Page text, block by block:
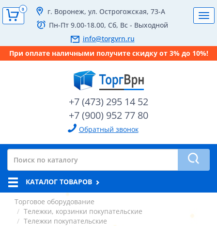
г. Воронеж, ул. Острогожская, 73-А
Пн-Пт 9.00-18.00, Сб, Вс - Выходной
info@torgvrn.ru
При оплате наличными получите скидку от 3% до 10%!
+7 (473) 295 14 52
+7 (900) 952 77 80
Обратный звонок
0
КАТАЛОГ ТОВАРОВ
Торговое оборудование
Тележки, корзинки покупательские
Тележки покупательские